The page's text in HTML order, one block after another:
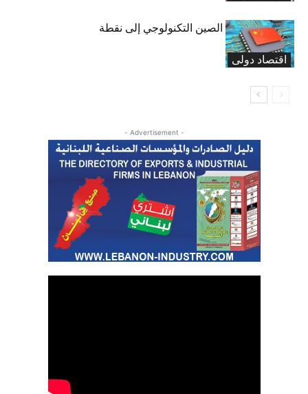
اقتصاد دولی
هل يتحول سلاح الصين التكنولوجي إلى نقطة
ضعفها؟
- Advertisement -